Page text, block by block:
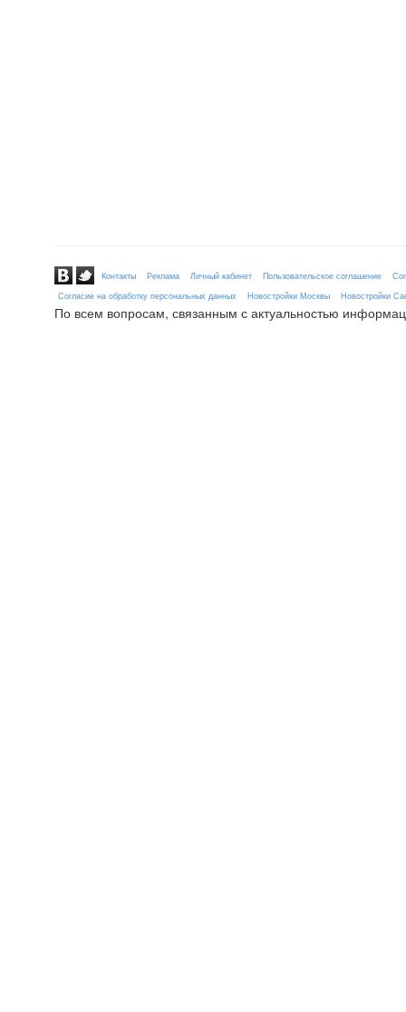
Контакты Реклама Личный кабинет Пользовательское соглашение
Согласие на обработку персональных данных
Новостройки Москвы Новостройки
По всем вопросам, связанным с актуальностью